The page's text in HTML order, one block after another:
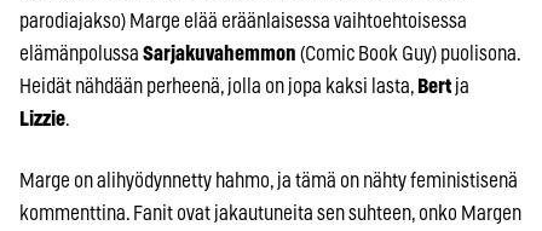
parodiajakso) Marge elää eräänlaisessa vaihtoehtoisessa
elämänpolussa Sarjakuvahemmon (Comic Book Guy) puolisona.
Heidät nähdään perheenä, jolla on jopa kaksi lasta, Bert ja
Lizzie.
Marge on alihyödynnetty hahmo, ja tämä on nähty feministisenä
kommenttina. Fanit ovat jakautuneita sen suhteen, onko Margen